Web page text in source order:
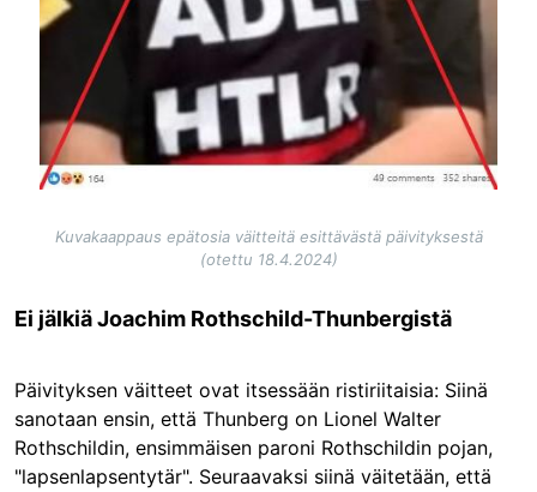
Kuvakaappaus epätosia väitteitä esittävästä päivityksestä
(otettu 18.4.2024)
Ei jälkiä Joachim Rothschild-Thunbergistä
Päivityksen väitteet ovat itsessään ristiriitaisia: Siinä
sanotaan ensin, että Thunberg on Lionel Walter
Rothschildin, ensimmäisen paroni Rothschildin pojan,
"lapsenlapsentytär". Seuraavaksi siinä väitetään, että